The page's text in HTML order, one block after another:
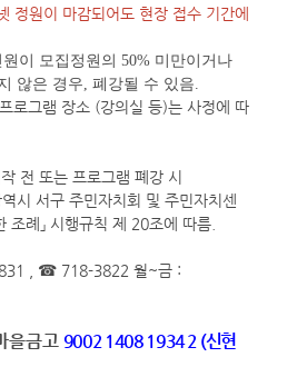
감되어도 현장 접수 기간에
정원의 50% 미만이거나
않은 경우, 폐강될 수 있음.
소 (강의실 등)는 사정에 따
전 또는 프로그램 폐강 시
역시 서구 주민자치회 및 주민자치센
례」 시행규칙 제 20조에 따름.
, ☎ 718-3822 월~금 :
을금고 9002 1408 1934 2 (신현